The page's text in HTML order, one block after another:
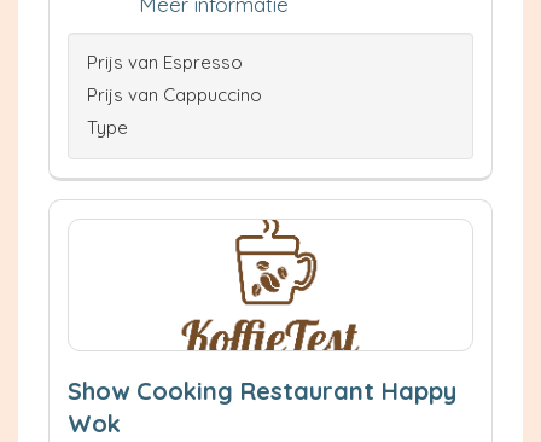
Prijs van Espresso
Prijs van Cappuccino
Type
Show Cooking Restaurant Happy
Wok